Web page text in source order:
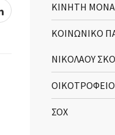
ΚΙΝΗΤΗ
ΚΟΙΝΩΝΙΚΟ
ΝΙΚΟΛΑΟΥ
ΟΙΚΟΤΡΟΦΕΙΟ
ΣΟΧ